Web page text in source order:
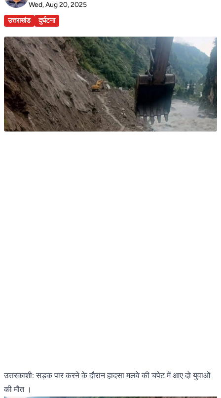
Wed, Aug 20, 2025
उत्तराखंड
दुर्घटना
उत्तरकाशी: सड़क पार करने के दौरान हादसा मलवे की चपेट में आए दो युवाओं
की मौत ।